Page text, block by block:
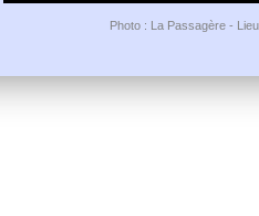
Photo : La Passagère -